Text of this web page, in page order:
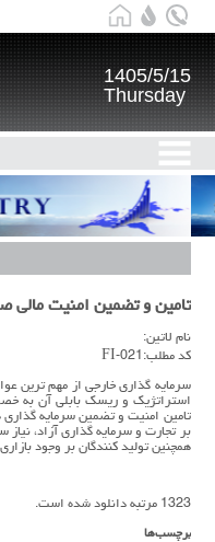
1405/5/15
Thursday
تامین و تضمین امنیت مالی
نام لاتین:
کد مطلب:FI-021
سرمایه گذاری خارجی از مهم ترین
استراتژیک و ریسک بابلی آن به
تامین امنیت و تضمین سرمایه گذاری
بر تجارت و سرمایه گذاری آزاد،
همچنین تولید کنندگان بر وجود
1323 مرتبه دانلود شده است.
برچسب‌ها